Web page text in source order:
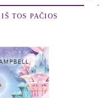
TOS PAČIOS